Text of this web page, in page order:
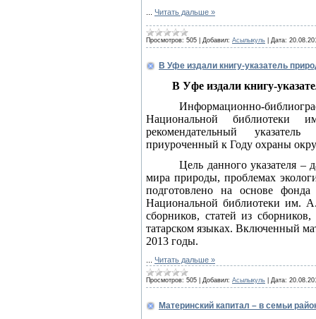
Читать дальше »
Просмотров: 505 Добавил: Асылыкуль Дата:
В Уфе издали книгу-указатель
В Уфе издали книгу-
Информационно-
Национальной
рекомендательный
приуроченный к Году охраны
Цель данного указателя –
мира природы, проблемах
подготовлено на основе фонда
Национальной библиотеки им.
сборников, статей из
татарском языках. Включенный
2013 годы.
Читать дальше »
Просмотров: 505 Добавил: Асылыкуль Дата:
Материнский капитал – в семьи